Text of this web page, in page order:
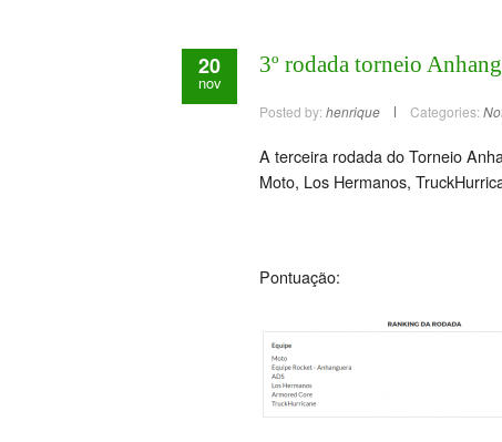
20
nov
3º rodada torneio
Posted by: henrique Categories:
A terceira rodada do Torneio
Moto, Los Hermanos,
Pontuação: